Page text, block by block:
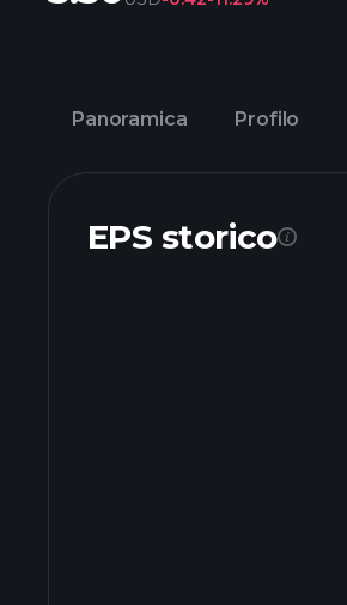
Panoramica Profilo
EPS storico